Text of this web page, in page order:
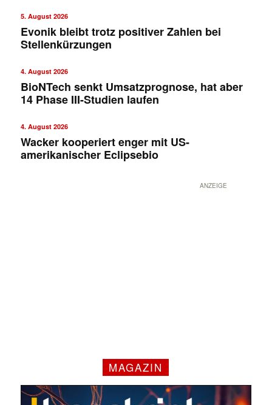
5. August 2026
Evonik bleibt trotz positiver Zahlen bei
Stellenkürzungen
4. August 2026
BioNTech senkt Umsatzprognose, hat aber
14 Phase III-Studien laufen
4. August 2026
Wacker kooperiert enger mit US-
amerikanischer Eclipsebio
ANZEIGE
MAGAZIN